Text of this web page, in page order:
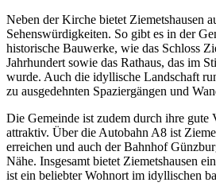
Neben der Kirche bietet Ziemetshausen
Sehenswürdigkeiten. So gibt es in der
historische Bauwerke, wie das Schloss
Jahrhundert sowie das Rathaus, das im
wurde. Auch die idyllische Landschaft
zu ausgedehnten Spaziergängen und
Die Gemeinde ist zudem durch ihre gute
attraktiv. Über die Autobahn A8 ist
erreichen und auch der Bahnhof
Nähe. Insgesamt bietet Ziemetshausen
ist ein beliebter Wohnort im idyllischen